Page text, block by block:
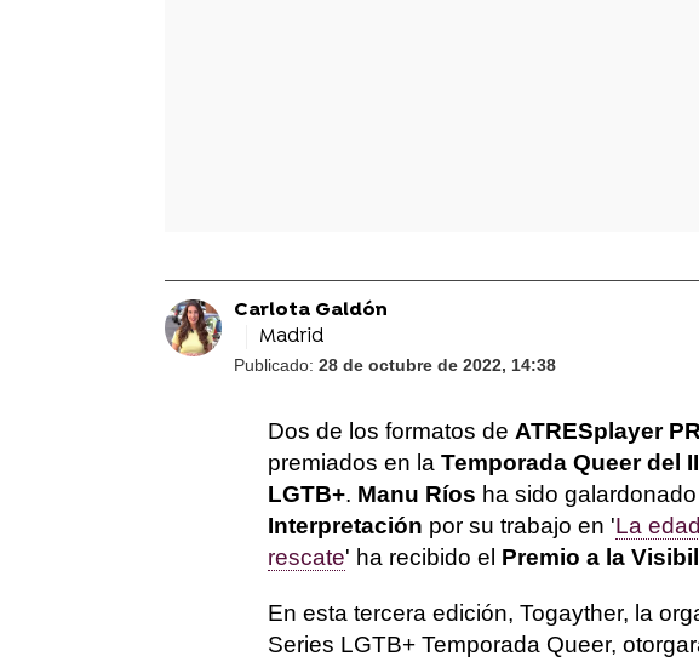
Carlota Galdón
Madrid
Publicado: 28 de octubre de 2022, 14:38
Dos de los formatos de ATRESplayer
premiados en la Temporada Queer del
LGTB+. Manu Ríos ha sido galardonado
Interpretación por su trabajo en 'La
rescate' ha recibido el Premio a la
En esta tercera edición, Togayther, la
Series LGTB+ Temporada Queer,